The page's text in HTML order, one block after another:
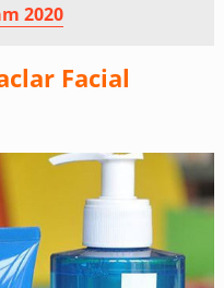
2020
Facial